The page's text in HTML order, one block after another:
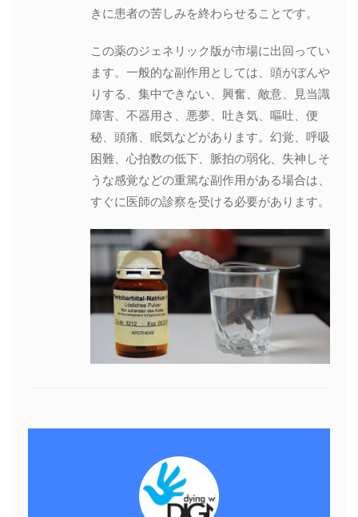
きに患者の苦しみを終わらせることです。
この薬のジェネリック版が市場に出回ってい
ます。一般的な副作用としては、頭がぼんや
りする、集中できない、興奮、敵意、見当識
障害、不器用さ、悪夢、吐き気、嘔吐、便
秘、頭痛、眠気などがあります。幻覚、呼吸
困難、心拍数の低下、脈拍の弱化、失神しそ
うな感覚などの重篤な副作用がある場合は、
すぐに医師の診察を受ける必要があります。